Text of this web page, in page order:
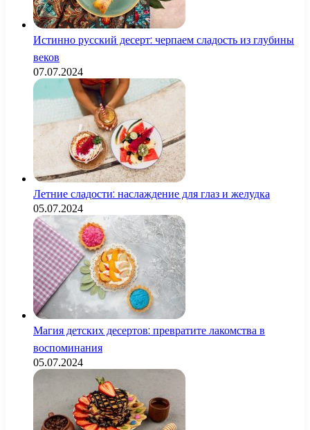
Истинно русский десерт: черпаем сладость из глубины
веков
07.07.2024
Летние сладости: наслаждение для глаз и желудка
05.07.2024
Магия детских десертов: превратите лакомства в
воспоминания
05.07.2024